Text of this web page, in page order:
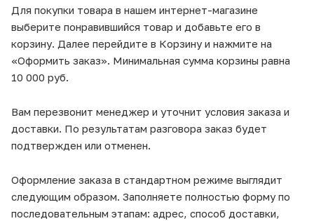
Для покупки товара в нашем интернет-магазине
выберите понравившийся товар и добавьте его в
корзину. Далее перейдите в Корзину и нажмите на
«Оформить заказ». Минимальная сумма корзины равна
10 000 руб.
Вам перезвонит менеджер и уточнит условия заказа и
доставки. По результатам разговора заказ будет
подтвержден или отменен.
Оформление заказа в стандартном режиме выглядит
следующим образом. Заполняете полностью форму по
последовательным этапам: адрес, способ доставки,